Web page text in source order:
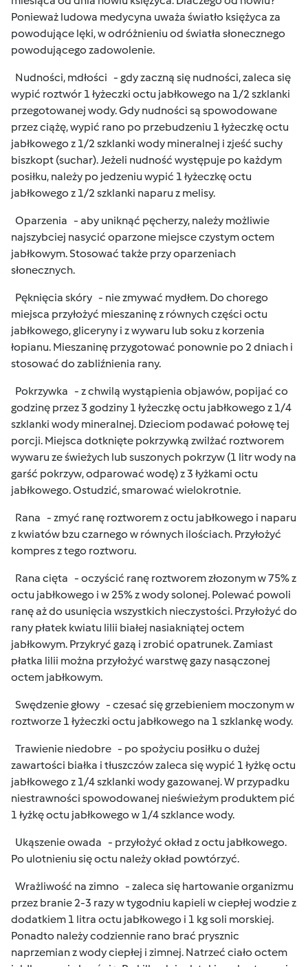
Ponieważ ludowa medycyna uważa światło księżyca za
powodujące lęki, w odróżnieniu od światła słonecznego
powodującego zadowolenie.
Nudności, mdłości - gdy zaczną się nudności, zaleca się
wypić roztwór 1 łyżeczki octu jabłkowego na 1/2 szklanki
przegotowanej wody. Gdy nudności są spowodowane
przez ciążę, wypić rano po przebudzeniu 1 łyżeczkę octu
jabłkowego z 1/2 szklanki wody mineralnej i zjeść suchy
biszkopt (suchar). Jeżeli nudność występuje po każdym
posiłku, należy po jedzeniu wypić 1 łyżeczkę octu
jabłkowego z 1/2 szklanki naparu z melisy.
Oparzenia - aby uniknąć pęcherzy, należy możliwie
najszybciej nasycić oparzone miejsce czystym octem
jabłkowym. Stosować także przy oparzeniach
słonecznych.
Pęknięcia skóry - nie zmywać mydłem. Do chorego
miejsca przyłożyć mieszaninę z równych części octu
jabłkowego, gliceryny i z wywaru lub soku z korzenia
łopianu. Mieszaninę przygotować ponownie po 2 dniach i
stosować do zabliźnienia rany.
Pokrzywka - z chwilą wystąpienia objawów, popijać co
godzinę przez 3 godziny 1 łyżeczkę octu jabłkowego z 1/4
szklanki wody mineralnej. Dzieciom podawać połowę tej
porcji. Miejsca dotknięte pokrzywką zwilżać roztworem
wywaru ze świeżych lub suszonych pokrzyw (1 litr wody na
garść pokrzyw, odparować wodę) z 3 łyżkami octu
jabłkowego. Ostudzić, smarować wielokrotnie.
Rana - zmyć ranę roztworem z octu jabłkowego i naparu
z kwiatów bzu czarnego w równych ilościach. Przyłożyć
kompres z tego roztworu.
Rana cięta - oczyścić ranę roztworem złozonym w 75% z
octu jabłkowego i w 25% z wody solonej. Polewać powoli
ranę aż do usunięcia wszystkich nieczystości. Przyłożyć do
rany płatek kwiatu lilii białej nasiakniątej octem
jabłkowym. Przykryć gazą i zrobić opatrunek. Zamiast
płatka lilii można przyłożyć warstwę gazy nasączonej
octem jabłkowym.
Swędzenie głowy - czesać się grzebieniem moczonym w
roztworze 1 łyżeczki octu jabłkowego na 1 szklankę wody.
Trawienie niedobre - po spożyciu posiłku o dużej
zawartości białka i tłuszczów zaleca się wypić 1 łyżkę octu
jabłkowego z 1/4 szklanki wody gazowanej. W przypadku
niestrawności spowodowanej nieświeżym produktem pić
1 łyżkę octu jabłkowego w 1/4 szklance wody.
Ukąszenie owada - przyłożyć okład z octu jabłkowego.
Po ulotnieniu się octu należy okład powtórzyć.
Wrażliwość na zimno - zaleca się hartowanie organizmu
przez branie 2-3 razy w tygodniu kapieli w ciepłej wodzie z
dodatkiem 1 litra octu jabłkowego i 1 kg soli morskiej.
Ponadto należy codziennie rano brać prysznic
naprzemian z wody ciepłej i zimnej. Natrzeć ciało octem